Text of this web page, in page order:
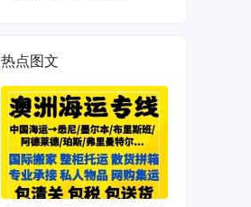
热点图文